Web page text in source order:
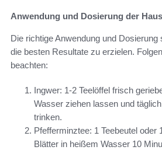
Anwendung und Dosierung der
Die richtige Anwendung und Dosierung
die besten Resultate zu erzielen.
beachten:
Ingwer: 1-2 Teelöffel frisch
Wasser ziehen lassen und
trinken.
Pfefferminztee: 1 Teebeutel oder
Blätter in heißem Wasser 10